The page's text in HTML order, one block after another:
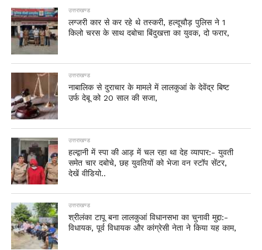
उत्तराखण्ड
लग्जरी कार से कर रहे थे तस्करी, हल्दूचौड़ पुलिस ने 1
किलो चरस के साथ दबोचा बिंदुखत्ता का युवक, दो फरार,
उत्तराखण्ड
नाबालिक से दुराचार के मामले में लालकुआं के देवेंद्र बिष्ट
उर्फ देबू को 20 साल की सजा,
उत्तराखण्ड
हल्द्वानी में स्पा की आड़ में चल रहा था देह व्यापार:- युवती
समेत चार दबोचे, छह युवतियों को भेजा वन स्टॉप सेंटर,
देखें वीडियो..
उत्तराखण्ड
श्रीलंका टापू बना लालकुआं विधानसभा का चुनावी मुद्दा:-
विधायक, पूर्व विधायक और कांग्रेसी नेता ने किया यह काम,